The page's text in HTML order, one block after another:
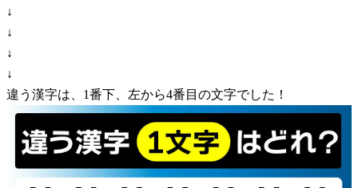
↓
↓
↓
↓
違う漢字は、1番下、左から4番目の文字でした！